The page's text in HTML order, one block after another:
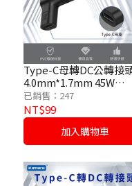
Type-C母轉DC公轉接
4.0mm*1.7mm 45W
/15V/3A
已銷售：247
NT$99
加入購物車